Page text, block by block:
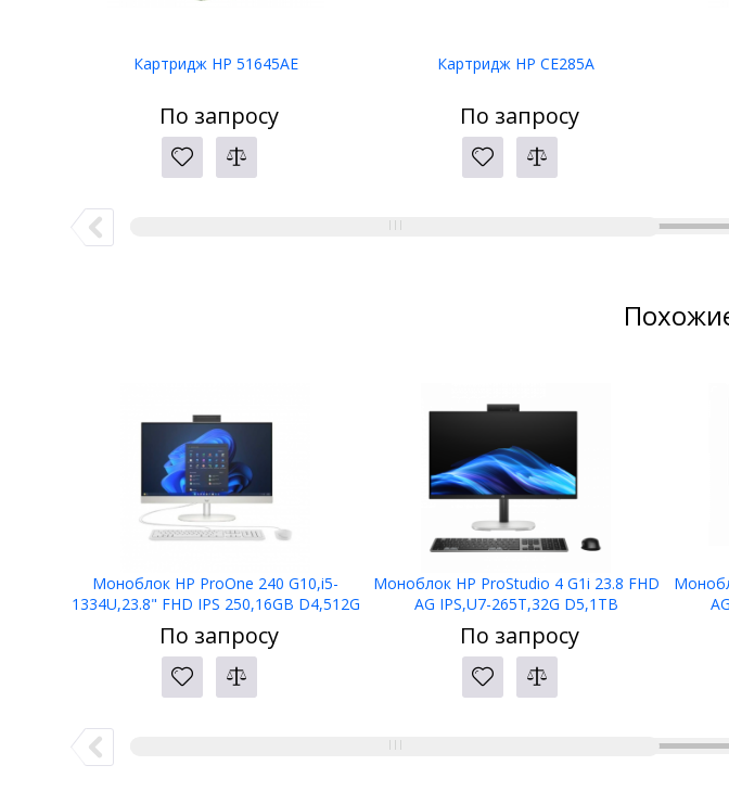
Картридж HP 51645AE
По запросу
Картридж HP CE285A
По запросу
Моноблок HP ProOne 240 G10,i5-
1334U,23.8" FHD IPS 250,16GB D4,512G
SSD,DOS,3yw NBD,125 wht
kbd+mse,WiFi6+BT5.3
По запросу
Моноблок HP ProStudio 4 G1i 23.8 FHD
AG IPS,U7-265T,32G D5,1TB
PCIe,W11P,1yw,USB KBD+MS
По запросу